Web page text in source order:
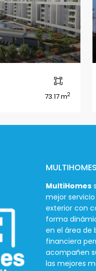
73.17 m2
MULTIHOMES
MultiHomes
mejor
exterior con
forma
en el área de
financiera
acompañen
las mejores